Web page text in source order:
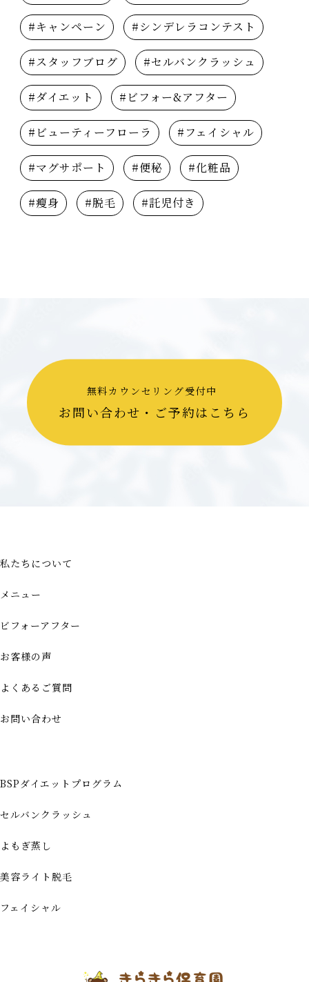
#キャンペーン #シンデレラコンテスト
#スタッフブログ #セルバンクラッシュ
#ダイエット #ビフォー&アフター
#ビューティーフローラ #フェイシャル
#マグサポート #便秘 #化粧品
#瘦身 #脱毛 #託児付き
無料カウンセリング受付中
お問い合わせ・ご予約はこちら
私たちについて
メニュー
ビフォーアフター
お客様の声
よくあるご質問
お問い合わせ
BSPダイエットプログラム
セルバンクラッシュ
よもぎ蒸し
美容ライト脱毛
フェイシャル